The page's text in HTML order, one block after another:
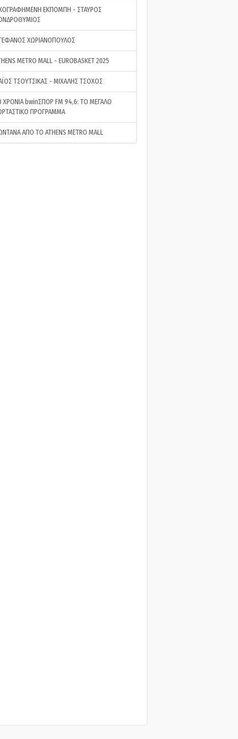
ΕΚΠΟΜΠΗ - ΣΤΑΥΡΟΣ
ΧΩΡΙΑΝΟΠΟΥΛΟΣ
METRO MALL - EUROBASKET 2025
ΤΣΟΥΤΣΙΚΑΣ - ΜΙΧΑΛΗΣ ΤΣΟΧΟΣ
ΧΡΟΝΙΑ bwinΣΠΟΡ FM 94,6: ΤΟ ΜΕΓΑΛΟ
ΠΡΟΓΡΑΜΜΑ
ΑΠΟ ΤΟ ATHENS METRO MALL